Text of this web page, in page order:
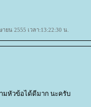
ยน 2555 เวลา:13:22:30 น.
มหัวข้อได้ดีมาก นะครับ